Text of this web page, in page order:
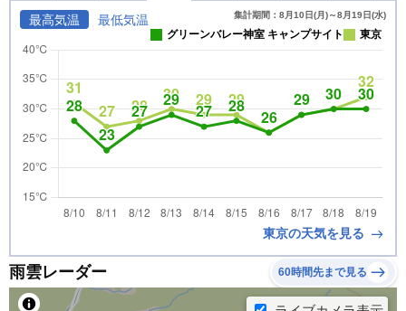
最高気温 最低気温 集計期間：8月10日(月)～8月19日(水)
グリーンバレー神室 キャンプサイト 東京
東京の天気を見る
雨雲レーダー 60時間先まで見る